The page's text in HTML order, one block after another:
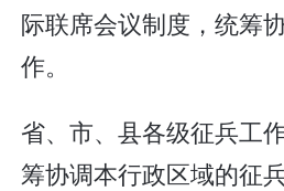
际联席会议制度，统筹
作。
省、市、县各级征兵工
筹协调本行政区域的征